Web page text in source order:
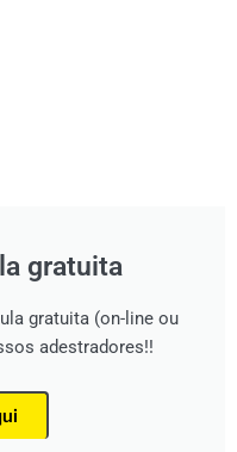
gratuita
gratuita (on-line ou
adestradores!!